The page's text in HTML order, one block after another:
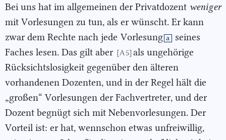
Bei uns hat im allgemeinen der Privatdozent weniger
mit Vorlesungen zu tun, als er wünscht. Er kann
zwar dem Rechte nach jede Vorlesung a
seines
Faches lesen. Das gilt aber [A 5] als ungehörige
Rücksichtslosigkeit gegenüber den älteren
vorhandenen Dozenten, und in der Regel hält die
„großen“ Vorlesungen der Fachvertreter, und der
Dozent begnügt sich mit Nebenvorlesungen. Der
Vorteil ist: er hat, wennschon etwas unfreiwillig,